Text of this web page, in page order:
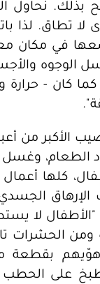
بذلك. نحاول
لا تطاق. لذا
في مكان
الوجوه
كان - حرارة
الأكبر من
الطعام،
كلها
الإرهاق
لا
ومن الحشرات
بقطعة
على